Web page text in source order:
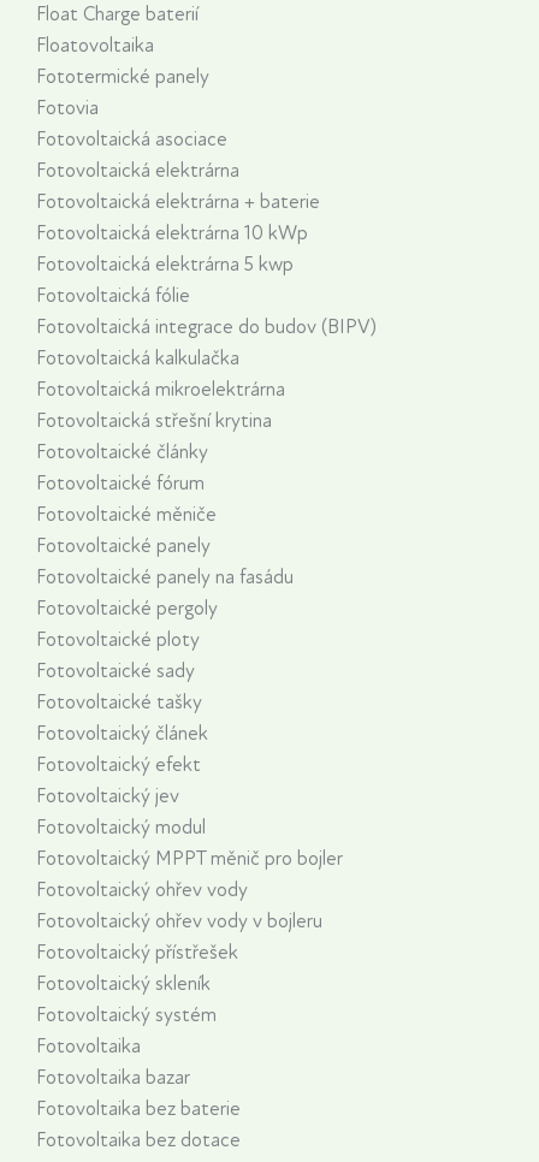
Float Charge baterií
Floatovoltaika
Fototermické panely
Fotovia
Fotovoltaická asociace
Fotovoltaická elektrárna
Fotovoltaická elektrárna + baterie
Fotovoltaická elektrárna 10 kWp
Fotovoltaická elektrárna 5 kwp
Fotovoltaická fólie
Fotovoltaická integrace do budov (BIPV)
Fotovoltaická kalkulačka
Fotovoltaická mikroelektrárna
Fotovoltaická střešní krytina
Fotovoltaické články
Fotovoltaické fórum
Fotovoltaické měniče
Fotovoltaické panely
Fotovoltaické panely na fasádu
Fotovoltaické pergoly
Fotovoltaické ploty
Fotovoltaické sady
Fotovoltaické tašky
Fotovoltaický článek
Fotovoltaický efekt
Fotovoltaický jev
Fotovoltaický modul
Fotovoltaický MPPT měnič pro bojler
Fotovoltaický ohřev vody
Fotovoltaický ohřev vody v bojleru
Fotovoltaický přístřešek
Fotovoltaický skleník
Fotovoltaický systém
Fotovoltaika
Fotovoltaika bazar
Fotovoltaika bez baterie
Fotovoltaika bez dotace